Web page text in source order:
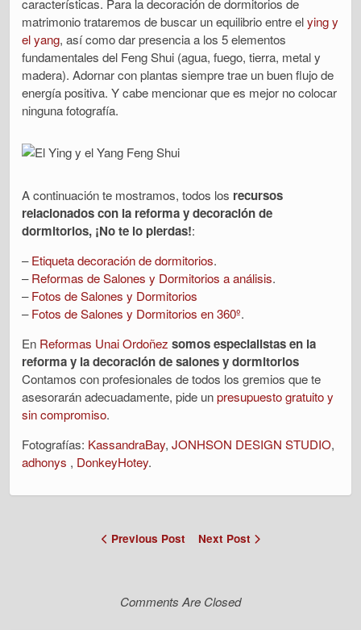
características. Para la decoración de dormitorios de
matrimonio trataremos de buscar un equilibrio entre elying y
el yang, así como dar presencia a los 5 elementos
fundamentales del Feng Shui (agua, fuego, tierra, metal y
madera). Adornar con plantas siempre trae un buen flujo de
energía positiva. Y cabe mencionar que es mejor no colocar
ninguna fotografía.
A continuación te mostramos, todos los recursos
relacionados con la reforma y decoración de
dormitorios, ¡No te lo pierdas!:
–Etiqueta decoración de dormitorios.
–Reformas de Salones y Dormitorios a análisis.
–Fotos de Salones y Dormitorios
–Fotos de Salones y Dormitorios en 360º.
En Reformas Unai Ordoñez somos especialistas en la
reforma y la decoración de salones y dormitorios
Contamos con profesionales de todos los gremios que te
asesorarán adecuadamente, pide unpresupuesto gratuito y
sin compromiso.
Fotografías: KassandraBay, JONHSON DESIGN STUDIO,
adhonys , DonkeyHotey.
Previous Post Next Post
Comments Are Closed